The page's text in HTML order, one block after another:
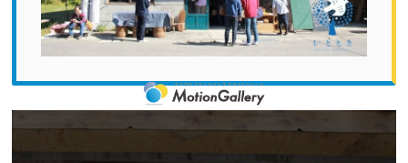
福島県の西端の町、西会津に2018年オープンしたゲストハウスひとと
交流できる"町のキッチン"をオープンします！